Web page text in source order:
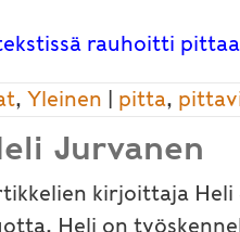
rauhoitti
, Yleinen pitta,
Jurvanen
kirjoittaja Heli
Heli on